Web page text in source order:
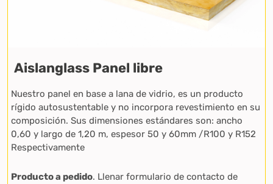
Aislanglass Panel libre
Nuestro panel en base a lana de vidrio, es un producto
rígido autosustentable y no incorpora revestimiento en su
composición. Sus dimensiones estándares son: ancho
0,60 y largo de 1,20 m, espesor 50 y 60mm /R100 y R152
Respectivamente
Producto a pedido. Llenar formulario de contacto de